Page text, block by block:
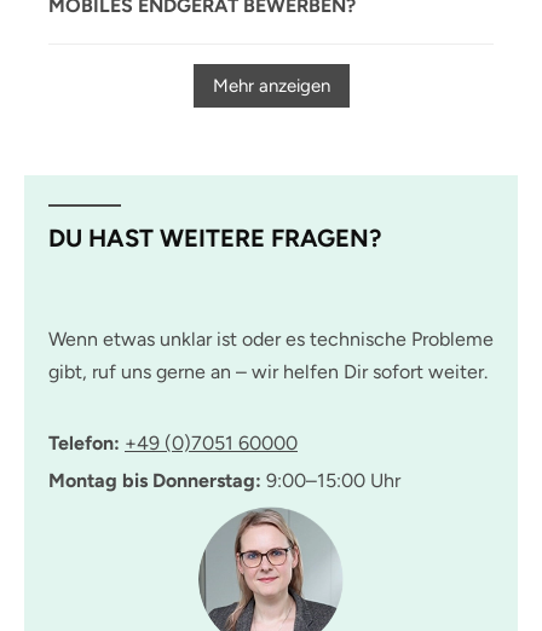
MOBILES ENDGERÄT BEWERBEN?
Mehr anzeigen
DU HAST WEITERE FRAGEN?
Wenn etwas unklar ist oder es technische Probleme
gibt, ruf uns gerne an – wir helfen Dir sofort weiter.
Telefon: +49 (0)7051 60000
Montag bis Donnerstag: 9:00–15:00 Uhr